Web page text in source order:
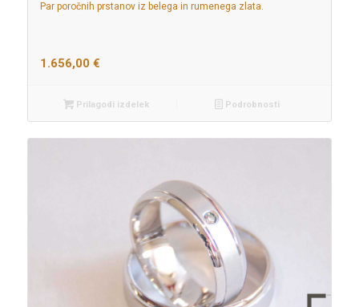
Par poročnih prstanov iz belega in rumenega zlata.
1.656,00 €
Prilagodi izdelek Podrobnosti